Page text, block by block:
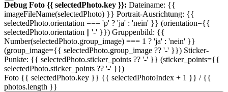
Debug Foto {{ selectedPhoto.key }}: Dateiname: {{
imageFileName(selectedPhoto) }} Portrait-Ausrichtung: {{
selectedPhoto.orientation === 'p' ? 'ja' : 'nein' }} (orientation={{
selectedPhoto.orientation || '-' }}) Gruppenbild: {{
Number(selectedPhoto.group_image) === 1 ? 'ja' : 'nein' }}
(group_image={{ selectedPhoto.group_image ?? '-' }}) Sticker-
Punkte: {{ selectedPhoto.sticker_points ?? '-' }} (sticker_points={{
selectedPhoto.sticker_points ?? '-' }})
Foto {{ selectedPhoto.key }} {{ selectedPhotoIndex + 1 }} / {{
photos.length }}